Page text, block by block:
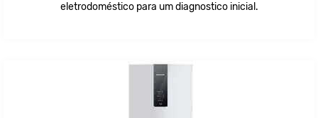
eletrodoméstico para um diagnostico inicial.